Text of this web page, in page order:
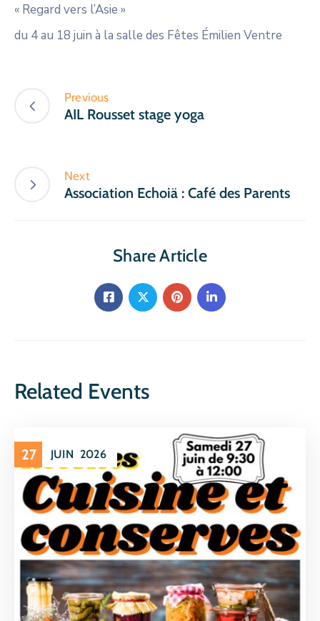
« Regard vers l’Asie »
du 4 au 18 juin à la salle des Fêtes Émilien Ventre
Previous
AIL Rousset stage yoga
Next
Association Echoiä : Café des Parents
Share Article
Related Events
27 JUIN 2026